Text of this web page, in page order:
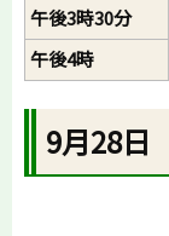
午後3時30分
午後4時
9月28日